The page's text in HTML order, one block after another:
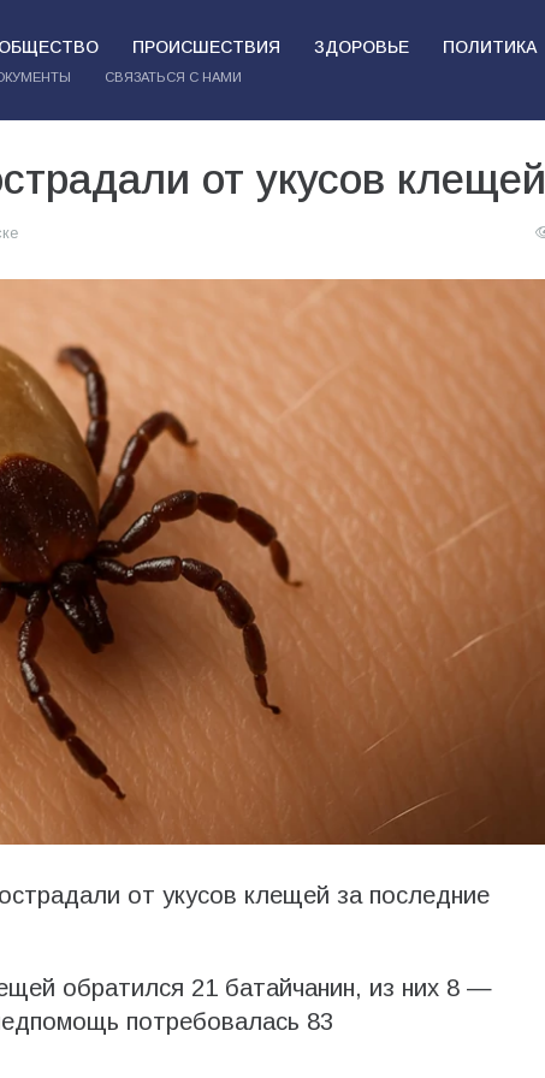
ОБЩЕСТВО ПРОИСШЕСТВИЯ ЗДОРОВЬЕ ПОЛИТИКА
СВЯЗАТЬСЯ С НАМИ
от укусов клещей
от укусов клещей за последние
обратился 21 батайчанин, из них 8 —
потребовалась 83